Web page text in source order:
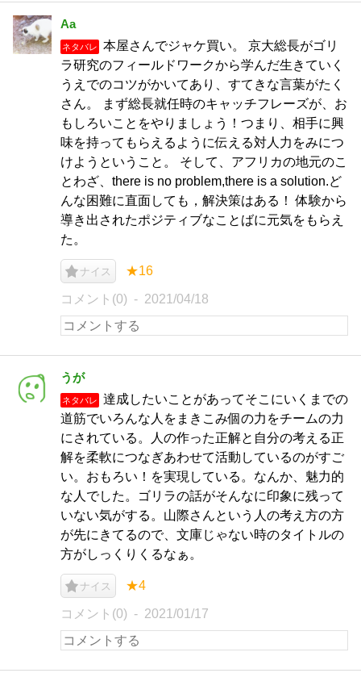
Aa
ネタバレ
本屋さんでジャケ買い。 京大総長がゴリ
ラ研究のフィールドワークから学んだ生きていく
うえでのコツがかいてあり、すてきな言葉がたく
さん。 まず総長就任時のキャッチフレーズが、お
もしろいことをやりましょう！つまり、相手に興
味を持ってもらえるように伝える対人力をみにつ
けようということ。 そして、アフリカの地元のこ
とわざ、there is no problem,there is a solution.ど
んな困難に直面しても，解決策はある！ 体験から
導き出されたポジティブなことばに元気をもらえ
た。
ナイス ★16
コメント(0) 2021/04/18
うが
ネタバレ
達成したいことがあってそこにいくまでの
道筋でいろんな人をまきこみ個の力をチームの力
にされている。人の作った正解と自分の考える正
解を柔軟につなぎあわせて活動しているのがすご
い。おもろい！を実現している。なんか、魅力的
な人でした。ゴリラの話がそんなに印象に残って
いない気がする。山際さんという人の考え方の方
が先にきてるので、文庫じゃない時のタイトルの
方がしっくりくるなぁ。
ナイス ★4
コメント(0) 2021/01/17